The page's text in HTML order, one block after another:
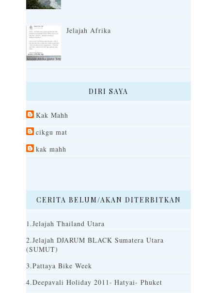
Jelajah Afrika
DIRI SAYA
Kak Mahh
cikgu mat
kak mahh
CERITA BELUM/AKAN DITERBITKAN
1.Jelajah Thailand Utara
2.Jelajah DJARUM BLACK Sumatera Utara
(SUMUT)
3.Pattaya Bike Week
4.Deepavali Holiday 2011- Hatyai- Phuket